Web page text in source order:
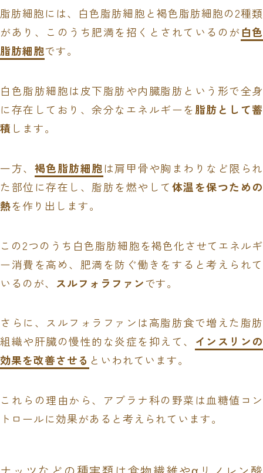
脂肪細胞には、白色脂肪細胞と褐色脂肪細胞の2種類
があり、このうち肥満を招くとされているのが白色
脂肪細胞です。
白色脂肪細胞は皮下脂肪や内臓脂肪という形で全身
に存在しており、余分なエネルギーを脂肪として蓄
積 します。
一方、 褐色脂肪細胞は肩甲骨や胸まわりなど限られ
た部位に存在し、脂肪を燃やして体温を保つための
熱を作り出します。
この2つのうち白色脂肪細胞を褐色化させてエネルギ
ー消費を高め、肥満を防ぐ働きをすると考えられて
いるのが、 スルフォラファンです。
さらに、スルフォラファンは高脂肪食で増えた脂肪
組織や肝臓の慢性的な炎症を抑えて、 インスリンの
効果を改善させる といわれています。
これらの理由から、アブラナ科の野菜は血糖値コン
トロールに効果があると考えられています。